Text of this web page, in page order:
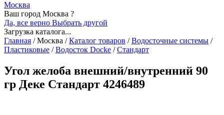
Москва
Ваш город Москва ?
Да, все верно Выбрать другой
Загрузка каталога...
Главная /Москва / Каталог товаров / Водосточные системы /
Пластиковые / Водосток Docke / Стандарт
Угол желоба внешний/внутренний 90
гр Деке Стандарт 4246489